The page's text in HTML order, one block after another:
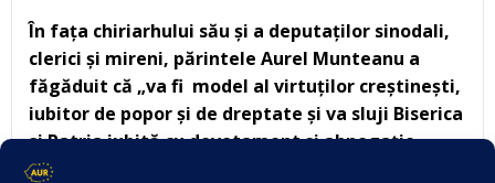
În fața chiriarhului său și a deputaților sinodali,
clerici și mireni, părintele Aurel Munteanu a
făgăduit că „va fi model al virtuților creștinești,
iubitor de popor și de dreptate și va sluji Biserica
și Patria iubită cu devotament și abnegație,
până la ultima răsuflare” . Jurământul său avea